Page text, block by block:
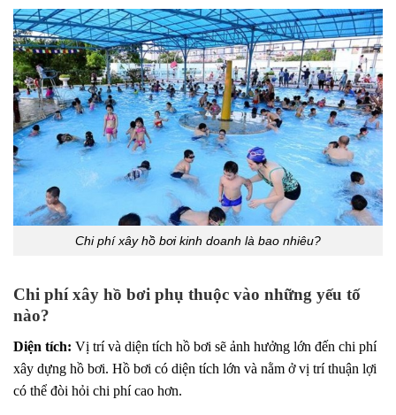
Chi phí xây hồ bơi kinh doanh là bao nhiêu?
Chi phí xây hồ bơi phụ thuộc vào những yếu tố
nào?
Diện tích: Vị trí và diện tích hồ bơi sẽ ảnh hưởng lớn đến chi phí
xây dựng hồ bơi. Hồ bơi có diện tích lớn và nằm ở vị trí thuận lợi
có thể đòi hỏi chi phí cao hơn.